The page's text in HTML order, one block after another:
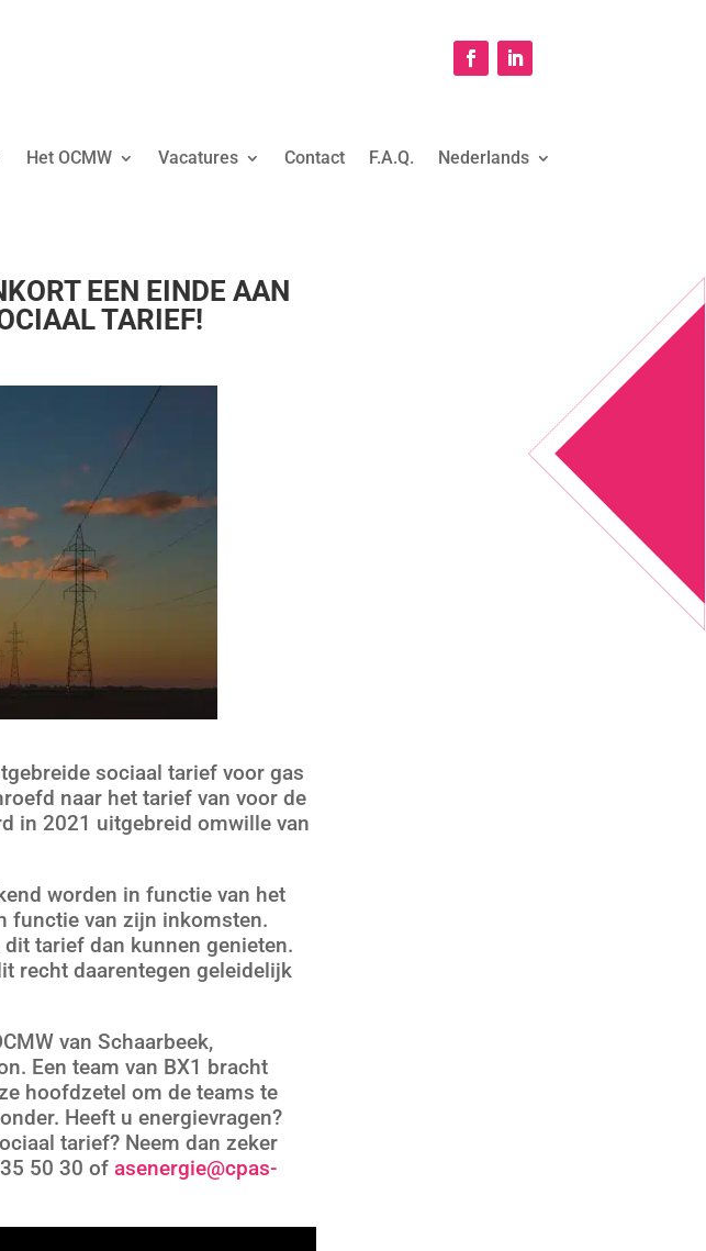
Het OCMW Vacatures Contact F.A.Q. Nederlands
EEN EINDE AAN
TARIEF!
sociaal tarief voor gas
naar het tarief van voor de
in 2021 uitgebreid omwille van
worden in functie van het
functie van zijn inkomsten.
tarief dan kunnen genieten.
recht daarentegen geleidelijk
van Schaarbeek,
Een team van BX1 bracht
hoofdzetel om de teams te
Heeft u energievragen?
tarief? Neem dan zeker
50 30 ofasenergie@cpas-